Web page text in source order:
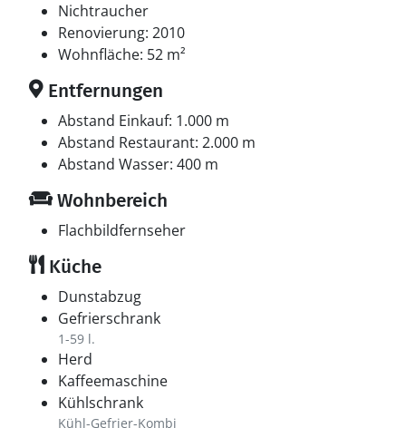
Nichtraucher
Renovierung: 2010
Wohnfläche: 52 m²
Entfernungen
Abstand Einkauf: 1.000 m
Abstand Restaurant: 2.000 m
Abstand Wasser: 400 m
Wohnbereich
Flachbildfernseher
Küche
Dunstabzug
Gefrierschrank
1-59 l.
Herd
Kaffeemaschine
Kühlschrank
Kühl-Gefrier-Kombi